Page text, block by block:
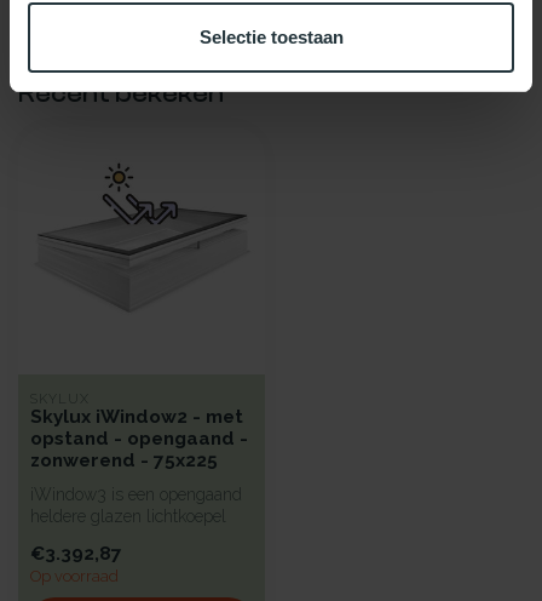
Selectie toestaan
Recent bekeken
SKYLUX
Skylux iWindow2 - met
opstand - opengaand -
zonwerend - 75x225
iWindow3 is een opengaand
heldere glazen lichtkoepel
€3.392,87
Op voorraad